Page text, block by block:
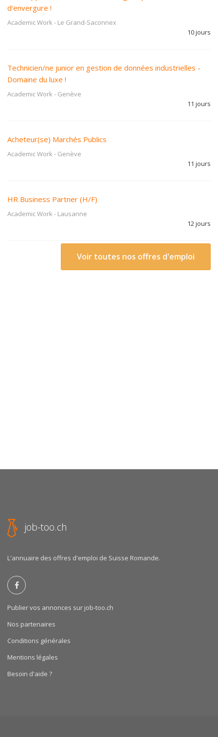
d'envergure !
Academic Work - Le Grand-Saconnex
10 jours
Technicien/ne junior en gestion de données industrielles -
Domaine du luxe !
Academic Work - Genève
11 jours
Acheteur(se) Marchés Publics
Academic Work - Genève
11 jours
HR Business Partner (H/F)
Academic Work - Lausanne
12 jours
Voir toutes nos offres d'emploi
job-too.ch
L'annuaire des offres d'emploi de Suisse Romande.
Publier vos annonces sur job-too.ch
Nos partenaires
Conditions générales
Mentions légales
Besoin d'aide ?